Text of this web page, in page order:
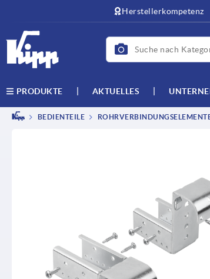
Herstellerkompetenz
PRODUKTE AKTUELLES
BEDIENTEILE